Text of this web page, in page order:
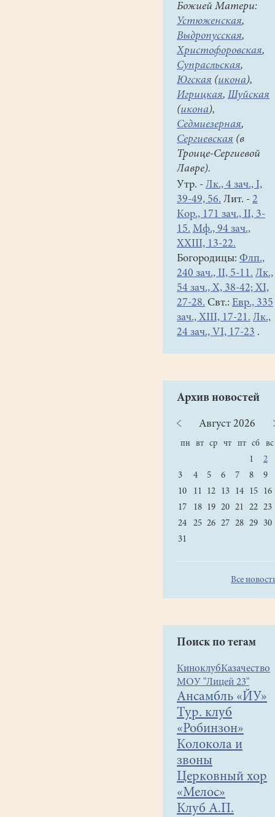
нашей
"Азбуке"
много
музыки,
ярких,
образных
рисунков,
добрых,
святых
молитв.
«Глаголь»,
«добро»,
«зело»,
«покой»,
«ижица»…
Какие
чудные
имена
составленного
святыми
Кириллом
немудрено,
церковнославянский
создавался,
славянам,
смысл
Слова
чтобы
помочь
увидеть
невидимое
познать
непознанное.
Божией Матери:
Устюженская,
Выдропусская,
Христофоровская,
Супрасльская,
Югская (икона),
Игрицкая, Шуйская
(икона),
Седмиезерная,
Сергиевская (в
Троице-Сергиевой
Лавре).
Утр. - Лк., 4 зач., I,
39-49, 56. Лит. - 2
Кор., 171 зач., II, 3-
15. Мф., 94 зач.,
XXIII, 13-22.
Богородицы: Флп.,
240 зач., II, 5-11. Лк.,
54 зач., X, 38-42; XI,
27-28. Свт.: Евр., 335
зач., XIII, 17-21. Лк.,
24 зач., VI, 17-23 .
Архив новостей
Август 2026
пн вт ср чт пт сб вс
1
2
3
4 5 6 7 8
9
10
11 12 13 14 15
16
17
18 19 20 21 22 23
24
25 26 27 28 29
30
31
Все
Поиск по тегам
КиноклубКазачество
МОУ "Лицей 23"
Ансамбль «ЙУ»
Тур. клуб
«Робинзон»
Колокола и
звоны
Церковный хор
«Мелос»
Клуб А.П.